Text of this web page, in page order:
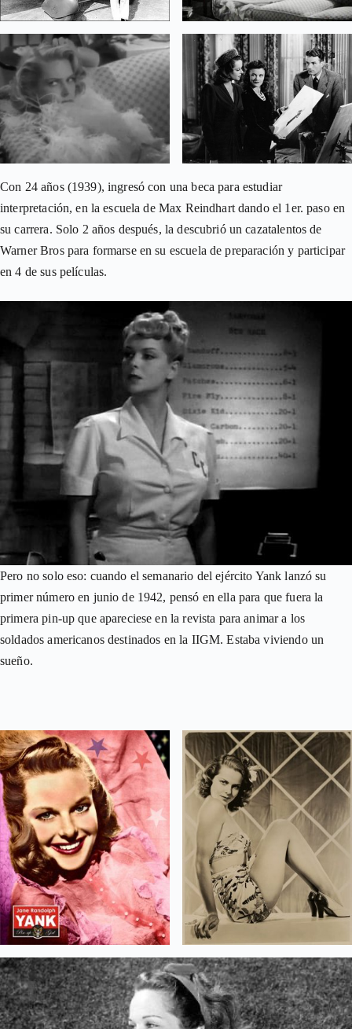
Con 24 años (1939), ingresó con una beca para estudiar
interpretación, en la escuela de Max Reindhart dando el 1er. paso en
su carrera. Solo 2 años después, la descubrió un cazatalentos de
Warner Bros para formarse en su escuela de preparación y participar
en 4 de sus películas.
Pero no solo eso: cuando el semanario del ejército Yank lanzó su
primer número en junio de 1942, pensó en ella para que fuera la
primera pin-up que apareciese en la revista para animar a los
soldados americanos destinados en la IIGM. Estaba viviendo un
sueño.